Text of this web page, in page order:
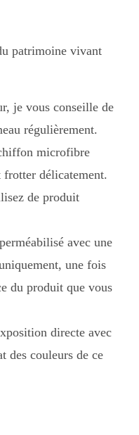
patrimoine vivant
je vous conseille de
régulièrement.
microfibre
frotter délicatement.
de produit
avec une
une fois
du produit que vous
directe avec
des couleurs de ce